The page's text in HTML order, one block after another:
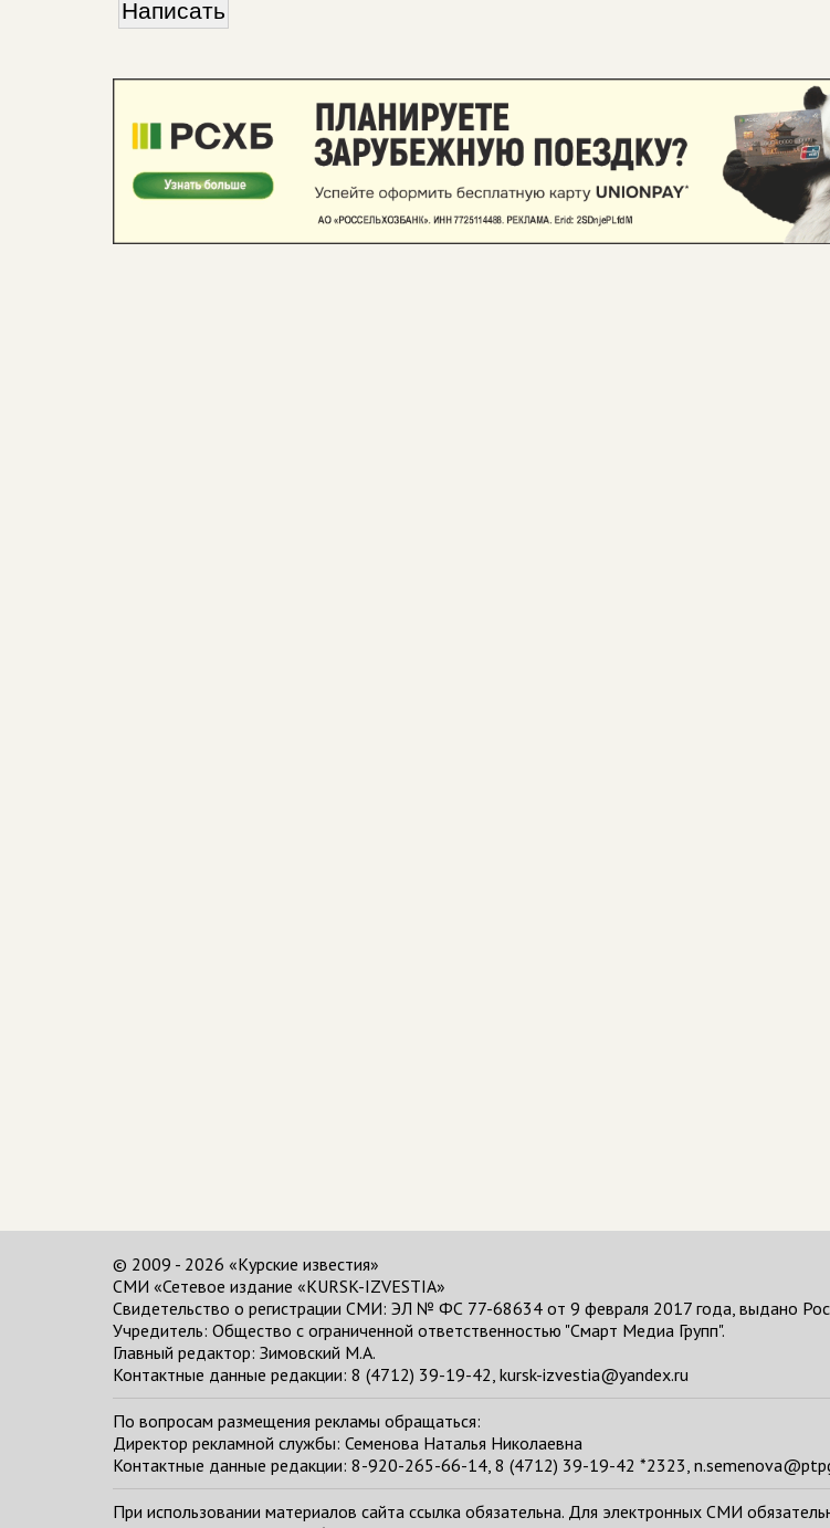
© 2009 - 2026 «Курские известия»
СМИ «Сетевое издание «KURSK-IZVESTIA»
Свидетельство о регистрации СМИ: ЭЛ № ФС 77-68634 от 9 февраля 2017 года, выдано
Учредитель: Общество с ограниченной ответственностью "Смарт Медиа Групп".
Главный редактор: Зимовский М.А.
Контактные данные редакции: 8 (4712) 39-19-42, kursk-izvestia@yandex.ru
По вопросам размещения рекламы обращаться:
Директор рекламной службы: Семенова Наталья Николаевна
Контактные данные редакции: 8-920-265-66-14, 8 (4712) 39-19-42 *2323,
При использовании материалов сайта ссылка обязательна. Для электронных СМИ